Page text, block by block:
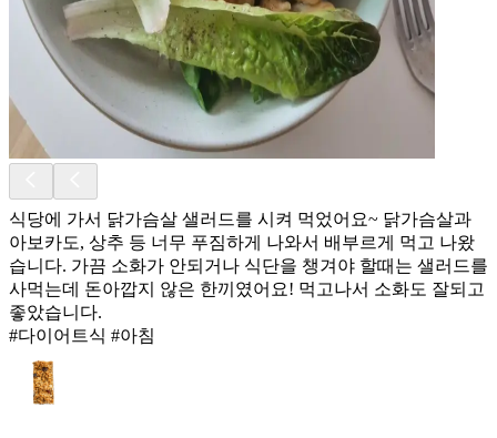
식당에 가서 닭가슴살 샐러드를 시켜 먹었어요~ 닭가슴살과
아보카도, 상추 등 너무 푸짐하게 나와서 배부르게 먹고 나왔
습니다. 가끔 소화가 안되거나 식단을 챙겨야 할때는 샐러드를
사먹는데 돈아깝지 않은 한끼였어요! 먹고나서 소화도 잘되고
좋았습니다.
#다이어트식 #아침